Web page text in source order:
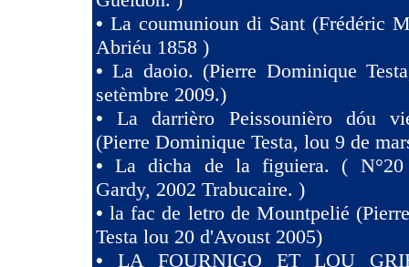
• La coumunioun di Sant (Frédéric
Abriéu 1858 )
•La daoio. (Pierre Dominique
setèmbre 2009.)
•La darrièro Peissounièro dóu
(Pierre Dominique Testa, lou 9 de
•La dicha de la figuiera. (
Gardy, 2002 Trabucaire. )
•la fac de letro de Mountpelié
Testa lou 20 d'Avoust 2005)
• LA FOURNIGO ET LOU